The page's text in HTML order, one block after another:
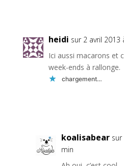
heidi sur 2 avril 2013
Ici aussi macarons et
week-ends à rallonge.
chargement…
koalisabear sur
min